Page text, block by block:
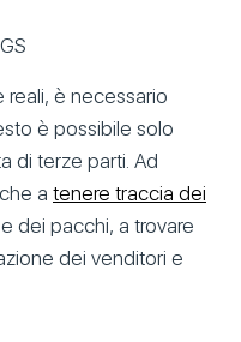
reali, è necessario
è possibile solo
di terze parti. Ad
a tenere traccia dei
dei pacchi, a trovare
dei venditori e